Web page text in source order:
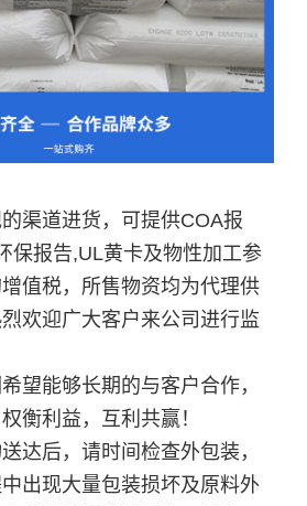
渠道进货，可提供COA报
保报告,UL黄卡及物性加工参
值税，所售物资均为代理供
欢迎广大客户来公司进行监
望能够长期的与客户合作，
衡利益，互利共赢！
达后，请时间检查外包装，
出现大量包装损坏及原料外